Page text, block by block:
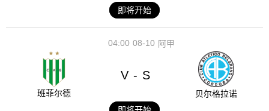
即将开始
08-10
04:00 阿甲
班菲尔德
V - S
贝尔格拉诺